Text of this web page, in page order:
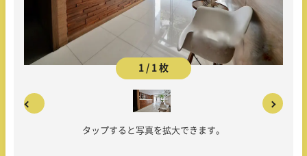
1 / 1 枚
タップすると写真を拡大できます。